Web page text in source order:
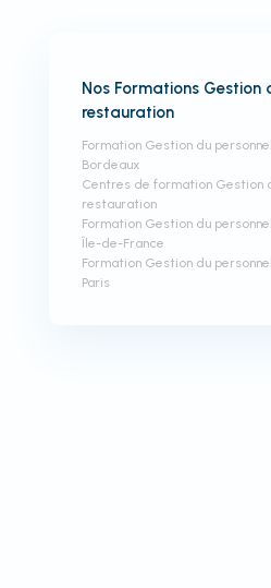
Nos Formations Gestion
restauration
Formation Gestion du
Bordeaux
Centres de formation Gestion
restauration
Formation Gestion du
Île-de-France
Formation Gestion du
Paris